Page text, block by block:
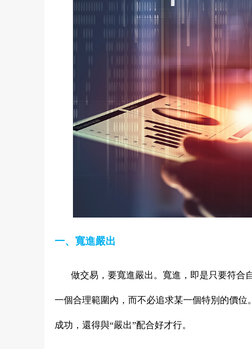
一、寬進嚴出
做交易，要寬進嚴出。寬進，即是只要符合
一個合理範圍內，而不必追求某一個特別的價
成功，還得與“嚴出”配合好才行。